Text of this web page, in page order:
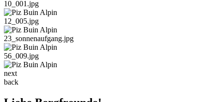
10_001.jpg
12_005.jpg
23_sonnenaufgang.jpg
56_009.jpg
next
back